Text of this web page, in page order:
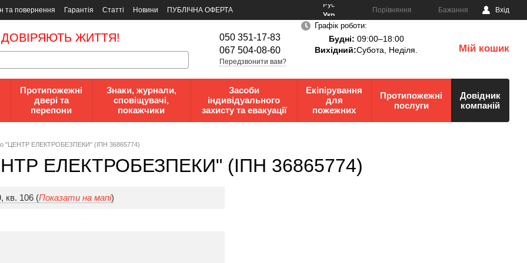
та повернення Гарантія Статті Новини
ПУБЛІЧНА ОФЕРТА
Рус
Укр
Порівняння Бажання Вхід
ЖИТТЯ!
050 351-17-83
067 504-08-60
Передзвонити вам?
Графік роботи:
Будні: 09:00–18:00
Вихідний:Субота, Неділя. Мій кошик
Протипожежні
двері та
перепони
Знаки, журнали,
сповіщувачі,
покажчики
Засоби
індивідуального
захисту та евакуації
Екіпірування
для
пожежних
Протипожежні
послуги
Довідник
компаній
"ЦЕНТР ЕЛЕКТРОБЕЗПЕКИ" (ІПН 36865774)
ЕЛЕКТРОБЕЗПЕКИ" (ІПН 36865774)
кв. 106 (Показати на мапі)